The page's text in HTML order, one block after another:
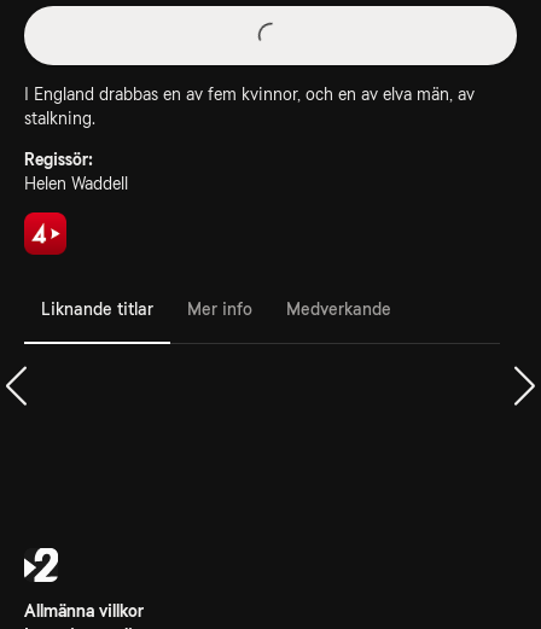
I England drabbas en av fem kvinnor, och en av elva män, av
stalkning.
Regissör:
Helen Waddell
Liknande titlar Mer info Medverkande
Allmänna villkor